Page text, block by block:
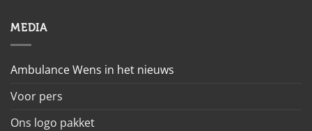
MEDIA
Ambulance Wens in het nieuws
Voor pers
Ons logo pakket